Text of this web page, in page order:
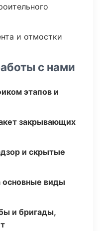
и отмостки
с нами
этапов и
закрывающих
и скрытые
основные виды
и бригады,